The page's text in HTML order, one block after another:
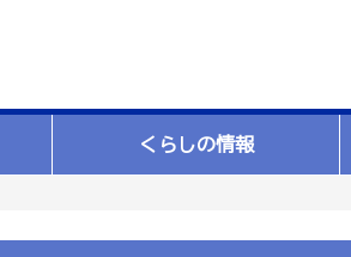
くらしの情報